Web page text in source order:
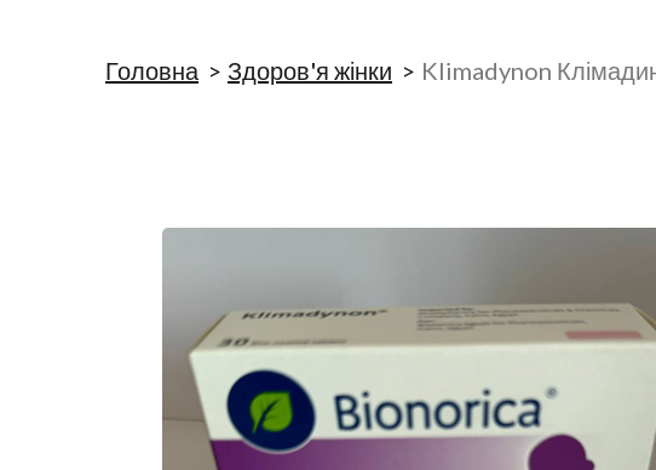
Головна Здоров'я жінки Klimadynon